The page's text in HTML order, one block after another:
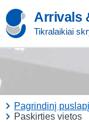
Arrivals
Tikralaikiai
Pagrindinį puslapį
Paskirties vietos